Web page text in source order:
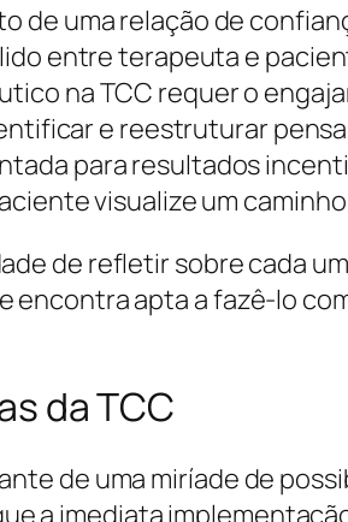
de uma relação de
entre terapeuta e
na TCC requer o
e reestruturar
para resultados
visualize um
de refletir sobre cada
encontra apta a fazê-lo
da TCC
de uma miríade de
a imediata